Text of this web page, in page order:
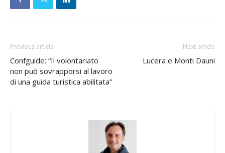
Previous article
Confguide: “Il volontariato
non può sovrapporsi al lavoro
di una guida turistica abilitata”
Next article
Lucera e Monti Dauni